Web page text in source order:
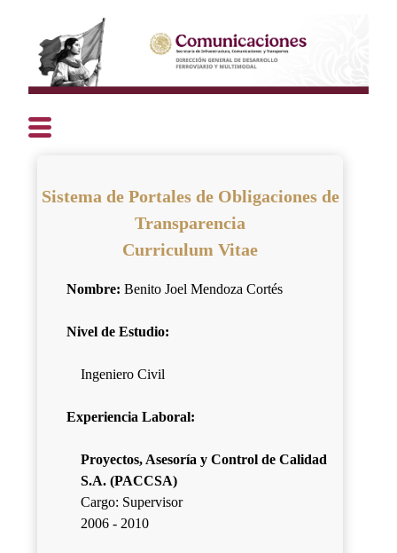
Sistema de Portales de Obligaciones de
Transparencia
Curriculum Vitae
Nombre: Benito Joel Mendoza Cortés
Nivel de Estudio:
Ingeniero Civil
Experiencia Laboral:
Proyectos, Asesoría y Control de Calidad
S.A. (PACCSA)
Cargo: Supervisor
2006 - 2010